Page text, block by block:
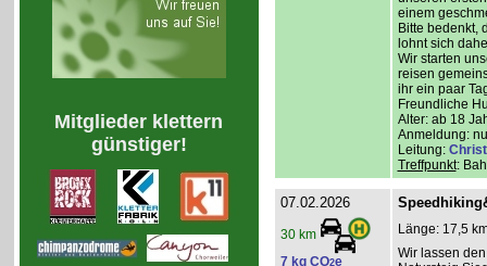
Mitglieder klettern
günstiger!
einem
Bitte bedenkt,
lohnt sich
Wir starten
reisen
ihr ein paar
Freundliche
Alter: ab 18
Anmeldung:
Leitung:
Treffpunkt:
07.02.2026
30 km
7 kg CO2e
Länge: 17,5
Wir lassen